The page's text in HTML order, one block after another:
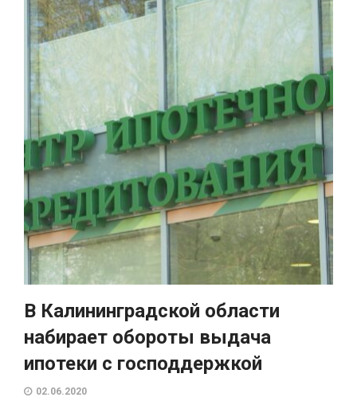
В Калининградской области
набирает обороты выдача
ипотеки с господдержкой
02.06.2020